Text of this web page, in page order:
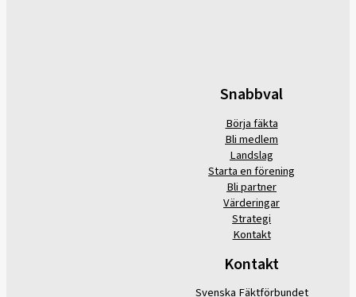
Snabbval
Börja fäkta
Bli medlem
Landslag
Starta en förening
Bli partner
Värderingar
Strategi
Kontakt
Kontakt
Svenska Fäktförbundet